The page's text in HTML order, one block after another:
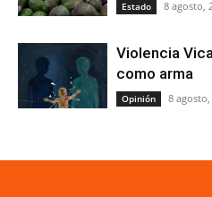
Estado 8 agosto,
Violencia
como arma
Opinión 8 agosto,